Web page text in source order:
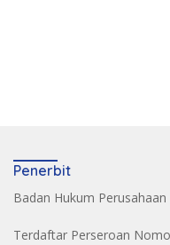
Penerbit
Badan Hukum Perusahaan
Terdaftar Perseroan